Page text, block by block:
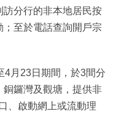
分行的非本地居民按
；至於電話查詢開戶宗
4月23日期間，於3間分
鑼灣及觀塘，提供非
、啟動網上或流動理